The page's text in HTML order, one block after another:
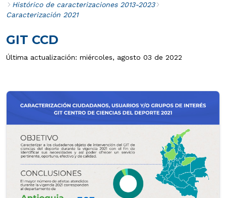
Histórico de caracterizaciones 2013-2023
Caracterización 2021
GIT CCD
Última actualización: miércoles, agosto 03 de 2022